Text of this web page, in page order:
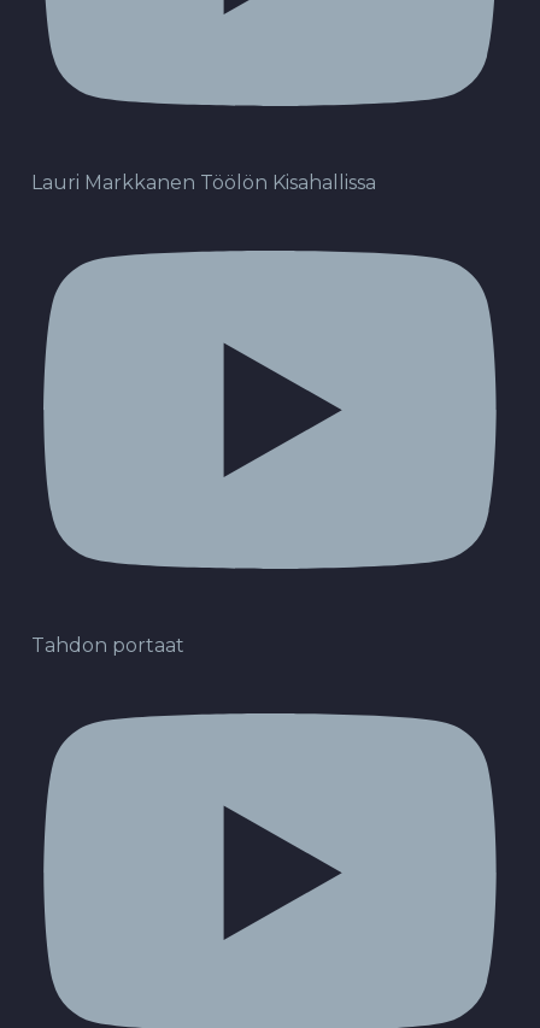
Lauri Markkanen Töölön Kisahallissa
Tahdon portaat